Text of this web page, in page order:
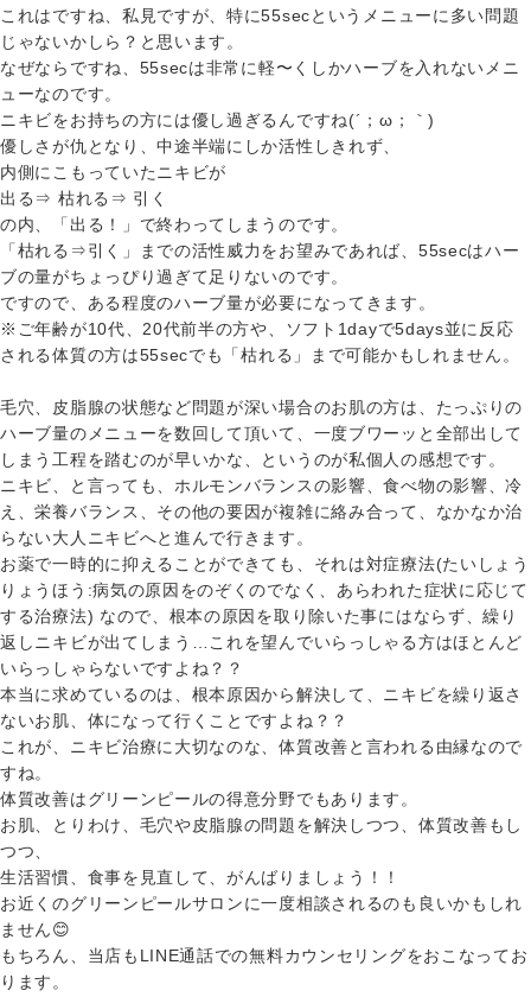
これはですね、私見ですが、特に55secというメニューに多い問題
じゃないかしら？と思います。
なぜならですね、55secは非常に軽〜くしかハーブを入れないメニ
ューなのです。
ニキビをお持ちの方には優し過ぎるんですね(´；ω；｀)
優しさが仇となり、中途半端にしか活性しきれず、
内側にこもっていたニキビが
出る⇒ 枯れる⇒ 引く
の内、「出る！」で終わってしまうのです。
「枯れる⇒引く」までの活性威力をお望みであれば、55secはハー
ブの量がちょっぴり過ぎて足りないのです。
ですので、ある程度のハーブ量が必要になってきます。
※ご年齢が10代、20代前半の方や、ソフト1dayで5days並に反応
される体質の方は55secでも「枯れる」まで可能かもしれません。
毛穴、皮脂腺の状態など問題が深い場合のお肌の方は、たっぷりの
ハーブ量のメニューを数回して頂いて、一度ブワーッと全部出して
しまう工程を踏むのが早いかな、というのが私個人の感想です。
ニキビ、と言っても、ホルモンバランスの影響、食べ物の影響、冷
え、栄養バランス、その他の要因が複雑に絡み合って、なかなか治
らない大人ニキビへと進んで行きます。
お薬で一時的に抑えることができても、それは対症療法(たいしょう
りょうほう:病気の原因をのぞくのでなく、あらわれた症状に応じて
する治療法) なので、根本の原因を取り除いた事にはならず、繰り
返しニキビが出てしまう…これを望んでいらっしゃる方はほとんど
いらっしゃらないですよね？？
本当に求めているのは、根本原因から解決して、ニキビを繰り返さ
ないお肌、体になって行くことですよね？？
これが、ニキビ治療に大切なのな、体質改善と言われる由縁なので
すね。
体質改善はグリーンピールの得意分野でもあります。
お肌、とりわけ、毛穴や皮脂腺の問題を解決しつつ、体質改善もし
つつ、
生活習慣、食事を見直して、がんばりましょう！！
お近くのグリーンピールサロンに一度相談されるのも良いかもしれ
ません😊
もちろん、当店もLINE通話での無料カウンセリングをおこなってお
ります。